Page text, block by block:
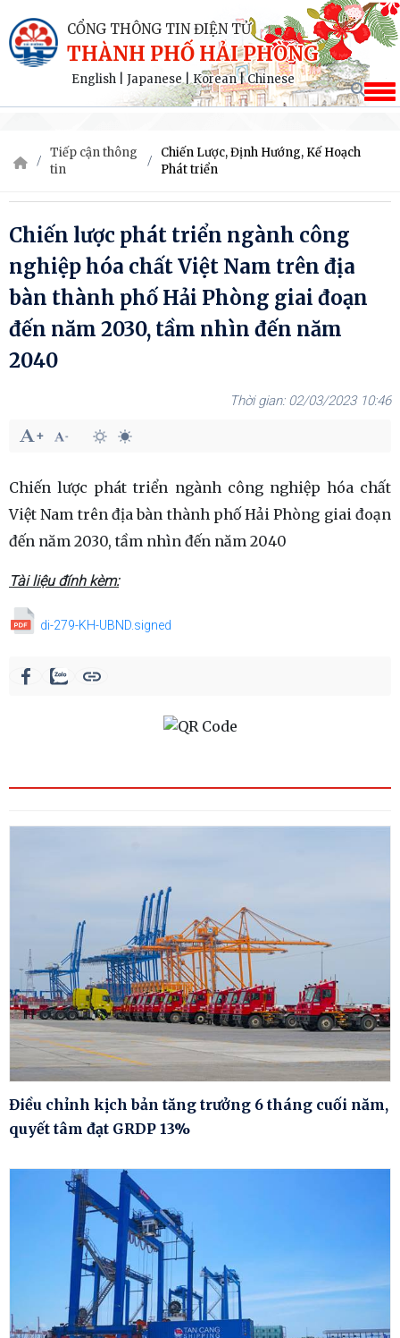
CỔNG THÔNG TIN ĐIỆN TỬ
THÀNH PHỐ HẢI PHÒNG
English Japanese|Korean|Chinese
Tiếp cận thông
tin
Chiến Lược, Định Hướng, Kế Hoạch
Phát triển
Chiến lược phát triển ngành công
nghiệp hóa chất Việt Nam trên địa
bàn thành phố Hải Phòng giai đoạn
đến năm 2030, tầm nhìn đến năm
2040
02/03/2023 10:46
Chiến lược phát triển ngành công nghiệp hóa chất
Việt Nam trên địa bàn thành phố Hải Phòng giai đoạn
đến năm 2030, tầm nhìn đến năm 2040
Tài liệu đính kèm:
di-279-KH-UBND.signed
Điều chỉnh kịch bản tăng trưởng 6 tháng cuối năm,
quyết tâm đạt GRDP 13%